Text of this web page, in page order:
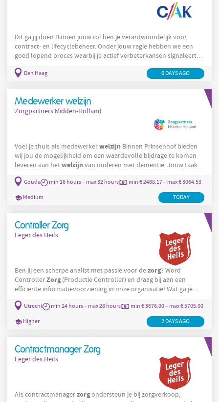
Dit ga jij doen Binnen jouw rol ben je verantwoordelijk voor
contract- en lifecyclebeheer. Onder jouw regie hebben we een
goed lopend proces waarbij je actief verbeterkansen signaleert
verantwoordelijk voor de afhandeling van nieuwe
en misbruik een wezenlijk onderdeel. Inhoud stem je af met
Den Haag 6 DAYS AGO
Medewerker welzijn
Zorgpartners Midden-Holland
Voel je thuis als medewerkerwelzijn Binnen Prinsenhof bieden
wij jou de mogelijkheid om een waardevolle bijdrage te komen
leveren aan hetwelzijn van ouderen met dementie. Jouw taak
als medewerker
bewoners die intensievezorgnodig hebben en écht aandacht
hebben voor hun welzijn. Je ondersteunt hen bij allerlei
dagelijkse dingen zoals eten en drinken, maar zorgt ook voor
Gouda min 16 hours – max 32 hours min € 2488.17 – max € 3064.53
Medium TODAY
Controller Zorg
Leger des Heils
Ben jij een scherpe analist met passie voor dezorg? Word
ControllerZorg(Productie Controller) en draag bij aan een
efficiënte informatievoorziening in onze organisatie! Wat ga je
doen? Als Controller
beheer, de analyse en de controle van productiedata en de
declaratie van
naar verschillende financiers. Je stelt
periodieke en incidentele rapportages op voor het management,
Utrecht min 24 hours – max 28 hours min € 3676.00 – max € 5705.00
Higher 2 DAYS AGO
Contractmanager Zorg
Leger des Heils
Als contractmanagerzorgondersteun je bij zorgverkoop,